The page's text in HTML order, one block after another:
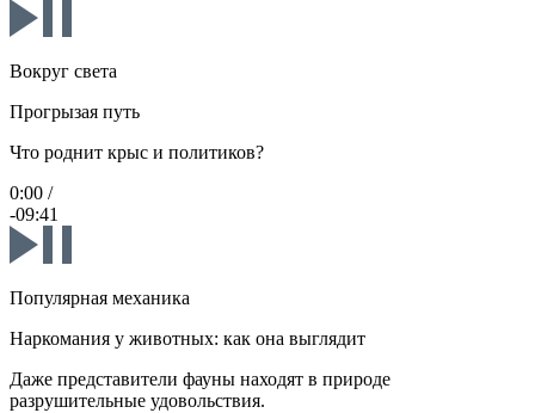
Вокруг света
Прогрызая путь
Что роднит крыс и политиков?
0:00 /
-09:41
Популярная механика
Наркомания у животных: как она выглядит
Даже представители фауны находят в природе
разрушительные удовольствия.